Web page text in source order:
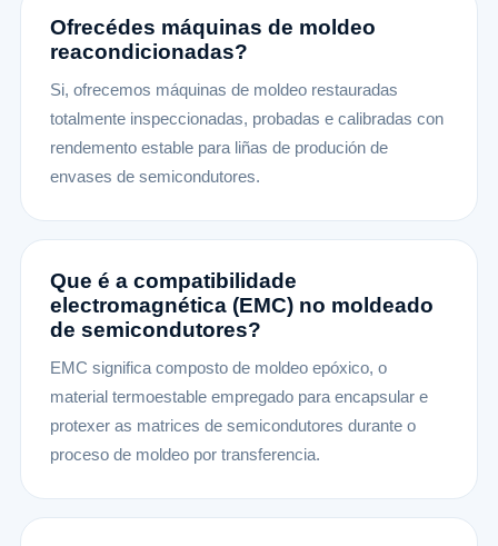
Ofrecédes máquinas de moldeo
reacondicionadas?
Si, ofrecemos máquinas de moldeo restauradas
totalmente inspeccionadas, probadas e calibradas con
rendemento estable para liñas de produción de
envases de semicondutores.
Que é a compatibilidade
electromagnética (EMC) no moldeado
de semicondutores?
EMC significa composto de moldeo epóxico, o
material termoestable empregado para encapsular e
protexer as matrices de semicondutores durante o
proceso de moldeo por transferencia.